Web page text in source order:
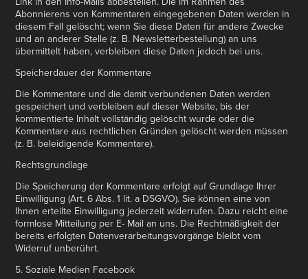
Abonnierens von Kommentaren eingegebenen Daten werden in
diesem Fall gelöscht; wenn Sie diese Daten für andere Zwecke
und an anderer Stelle (z. B. Newsletterbestellung) an uns
übermittelt haben, verbleiben diese Daten jedoch bei uns.
Speicherdauer der Kommentare
Die Kommentare und die damit verbundenen Daten werden
gespeichert und verbleiben auf dieser Website, bis der
kommentierte Inhalt vollständig gelöscht wurde oder die
Kommentare aus rechtlichen Gründen gelöscht werden müssen
(z. B. beleidigende Kommentare).
Rechtsgrundlage
Die Speicherung der Kommentare erfolgt auf Grundlage Ihrer
Einwilligung (Art. 6 Abs. 1 lit. a DSGVO). Sie können eine von
Ihnen erteilte Einwilligung jederzeit widerrufen. Dazu reicht eine
formlose Mitteilung per E- Mail an uns. Die Rechtmäßigkeit der
bereits erfolgten Datenverarbeitungsvorgänge bleibt vom
Widerruf unberührt.
5. Soziale Medien Facebook